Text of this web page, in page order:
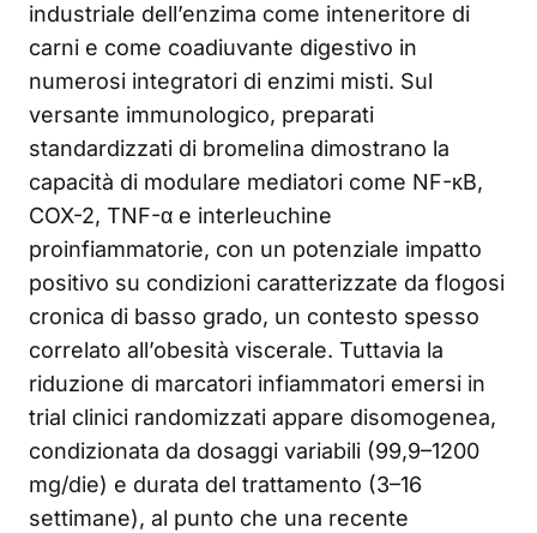
industriale dell’enzima come inteneritore di
carni e come coadiuvante digestivo in
numerosi integratori di enzimi misti. Sul
versante immunologico, preparati
standardizzati di bromelina dimostrano la
capacità di modulare mediatori come NF-κB,
COX-2, TNF-α e interleuchine
proinfiammatorie, con un potenziale impatto
positivo su condizioni caratterizzate da flogosi
cronica di basso grado, un contesto spesso
correlato all’obesità viscerale. Tuttavia la
riduzione di marcatori infiammatori emersi in
trial clinici randomizzati appare disomogenea,
condizionata da dosaggi variabili (99,9–1200
mg/die) e durata del trattamento (3–16
settimane), al punto che una recente